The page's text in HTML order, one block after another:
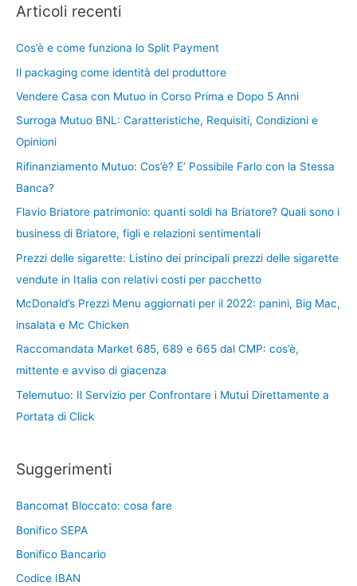
Articoli recenti
Cos’è e come funziona lo Split Payment
Il packaging come identità del produttore
Vendere Casa con Mutuo in Corso Prima e Dopo 5 Anni
Surroga Mutuo BNL: Caratteristiche, Requisiti, Condizioni e
Opinioni
Rifinanziamento Mutuo: Cos’è? E’ Possibile Farlo con la Stessa
Banca?
Flavio Briatore patrimonio: quanti soldi ha Briatore? Quali sono i
business di Briatore, figli e relazioni sentimentali
Prezzi delle sigarette: Listino dei principali prezzi delle sigarette
vendute in Italia con relativi costi per pacchetto
McDonald’s Prezzi Menu aggiornati per il 2022: panini, Big Mac,
insalata e Mc Chicken
Raccomandata Market 685, 689 e 665 dal CMP: cos’è,
mittente e avviso di giacenza
Telemutuo: Il Servizio per Confrontare i Mutui Direttamente a
Portata di Click
Suggerimenti
Bancomat Bloccato: cosa fare
Bonifico SEPA
Bonifico Bancario
Codice IBAN